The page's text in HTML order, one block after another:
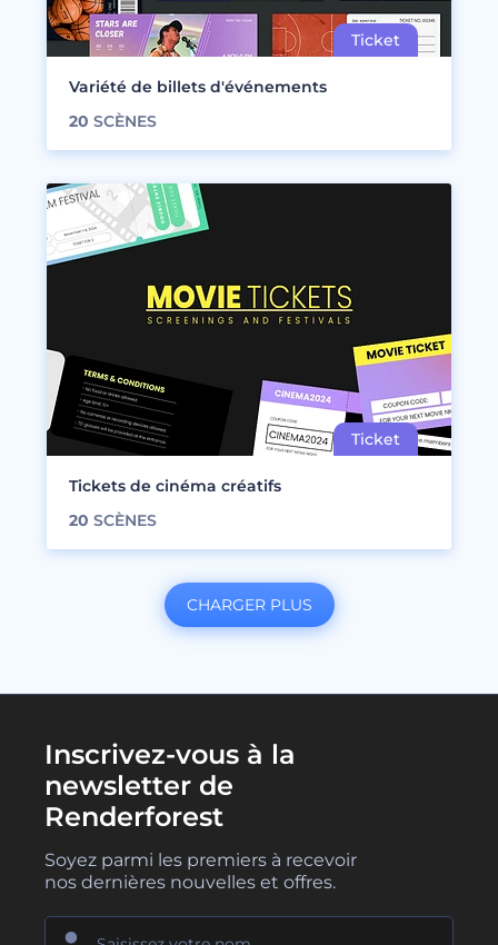
Variété de billets d'événements
20 SCÈNES
Tickets de cinéma créatifs
20 SCÈNES
CHARGER PLUS
Inscrivez-vous à la
newsletter de
Renderforest
Soyez parmi les premiers à recevoir
nos dernières nouvelles et offres.